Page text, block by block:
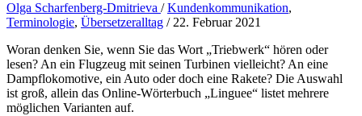
Olga Scharfenberg-Dmitrieva /Kundenkommunikation,
Terminologie, Übersetzeralltag / 22. Februar 2021
Woran denken Sie, wenn Sie das Wort „Triebwerk“ hören oder
lesen? An ein Flugzeug mit seinen Turbinen vielleicht? An eine
Dampflokomotive, ein Auto oder doch eine Rakete? Die Auswahl
ist groß, allein das Online-Wörterbuch „Linguee“ listet mehrere
möglichen Varianten auf.